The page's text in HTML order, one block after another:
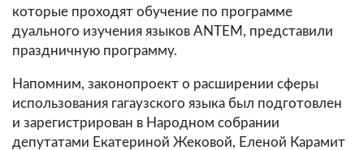
которые проходят обучение по программе
дуального изучения языков ANTEM, представили
праздничную программу.
Напомним, законопроект о расширении сферы
использования гагаузского языка был подготовлен
и зарегистрирован в Народном собрании
депутатами Екатериной Жековой, Еленой Карамит